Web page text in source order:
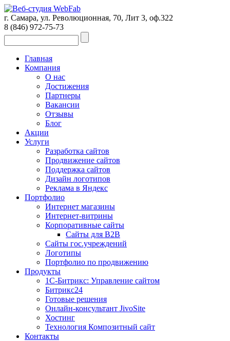
г. Самара, ул. Революционная, 70, Лит 3, оф.322
8 (846) 972-75-73
Главная
Компания
О нас
Достижения
Партнеры
Вакансии
Отзывы
Блог
Акции
Услуги
Разработка сайтов
Продвижение сайтов
Поддержка сайтов
Дизайн логотипов
Реклама в Яндекс
Портфолио
Интернет магазины
Интернет-витрины
Корпоративные сайты
Сайты для B2B
Сайты гос.учреждений
Логотипы
Портфолио по продвижению
Продукты
1С-Битрикс: Управление сайтом
Битрикс24
Готовые решения
Онлайн-консультант JivoSite
Хостинг
Технология Композитный сайт
Контакты